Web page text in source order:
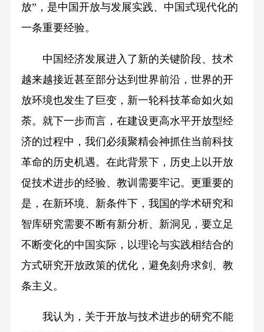
放”，是中国开放与发展实践、中国式现代化的
一条重要经验。
中国经济发展进入了新的关键阶段、技术
越来越接近甚至部分达到世界前沿，世界的开
放环境也发生了巨变，新一轮科技革命如火如
荼。就下一步而言，在建设更高水平开放型经
济的过程中，我们必须聚精会神抓住当前科技
革命的历史机遇。在此背景下，历史上以开放
促技术进步的经验、教训需要牢记。更重要的
是，在新环境、新条件下，我国的学术研究和
智库研究需要不断有新分析、新洞见，要立足
不断变化的中国实际，以理论与实践相结合的
方式研究开放政策的优化，避免刻舟求剑、教
条主义。
我认为，关于开放与技术进步的研究不能